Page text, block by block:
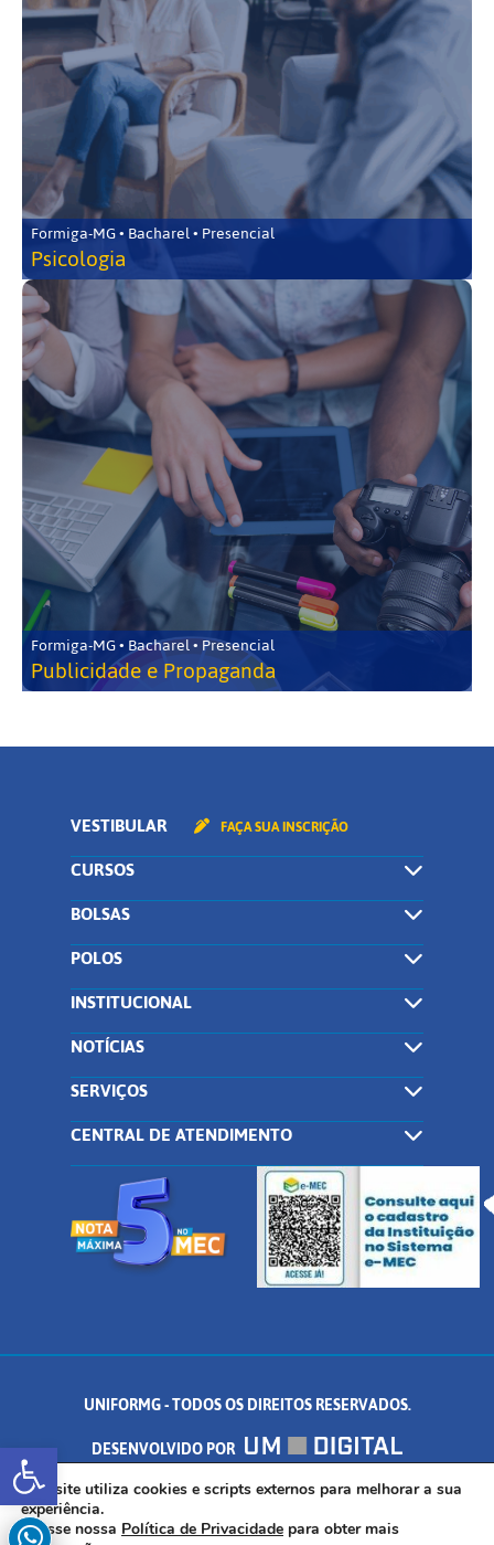
Abrir a barra de ferramentas
Formiga-MG • Bacharel • Presencial
Psicologia
Formiga-MG • Bacharel • Presencial
Publicidade e Propaganda
VESTIBULAR FAÇA SUA INSCRIÇÃO
CURSOS
BOLSAS
POLOS
INSTITUCIONAL
NOTÍCIAS
SERVIÇOS
CENTRAL DE ATENDIMENTO
UNIFORMG - TODOS OS DIREITOS RESERVADOS.
DESENVOLVIDO POR
AV. DR. ARNALDO DE SENNA, 328 - PALMEIRAS, FORMIGA/MG - CEP:
35.574.530
Este site utiliza cookies e scripts externos para melhorar a sua
experiência.
Acesse nossa Política de Privacidade para obter mais